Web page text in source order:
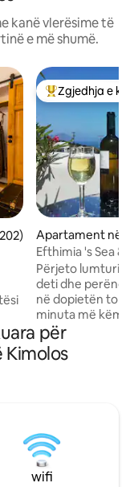
kanë vlerësime të
e më shumë.
mesatar 4,98 nga 5,
Më të mirat e
Zgjedhja e
Apartament në
Efthimia 's Sea &
Përjeto lumturi
deti dhe
në dopietën tonë
minuta më
dhe brenda 5 -
nga perlat si
Mandrakia, porti i
kafeje, një
dhe parkim privat
për
wifi